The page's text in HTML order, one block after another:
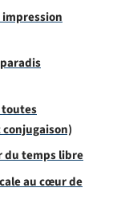
toutes
du temps libre
au cœur de